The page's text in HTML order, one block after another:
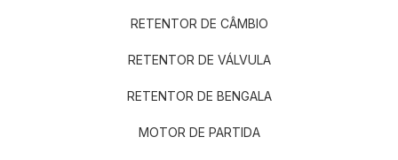
RETENTOR DE CÂMBIO
RETENTOR DE VÁLVULA
RETENTOR DE BENGALA
MOTOR DE PARTIDA